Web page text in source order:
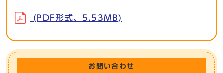
(PDF形式、5.53MB)
お問い合わせ